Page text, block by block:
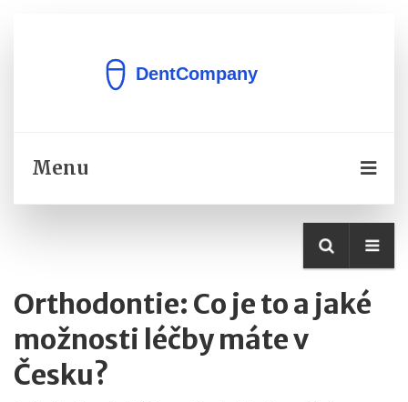
Menu
Orthodontie: Co je to a jaké
možnosti léčby máte v
Česku?